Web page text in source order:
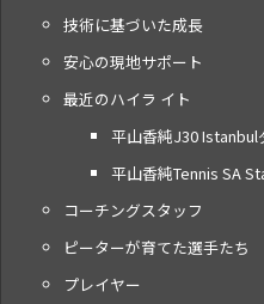
技術に基づいた成長
安心の現地サポート
最近のハイラ イト
平山香純J30 Istanbul
平山香純Tennis SA
コーチングスタッフ
ピーターが育てた選手たち
プレイヤー